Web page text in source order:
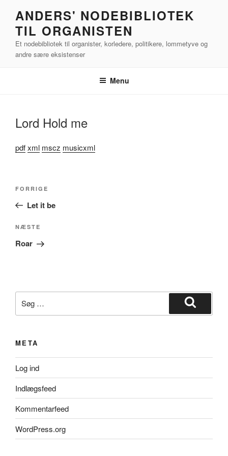
indhold
ANDERS' NODEBIBLIOTEK
TIL ORGANISTEN
Et nodebibliotek til organister, korledere, politikere, lommetyve og
andre sære eksistenser
Menu
Lord Hold me
pdfxml mscz musicxml
Forrige
indlæg
FORRIGE
Let it be
Næste
indlæg
NÆSTE
Roar
efter:
Søg
META
Log ind
Indlægsfeed
Kommentarfeed
WordPress.org